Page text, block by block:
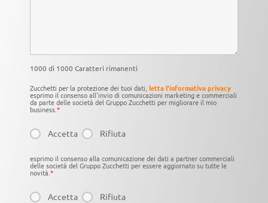
1000 di 1000 Caratteri rimanenti
Zucchetti per la protezione dei tuoi dati, letta l'informativa privacy
esprimo il consenso all'invio di comunicazioni marketing e commerciali
da parte delle società del Gruppo Zucchetti per migliorare il mio
business.*
Accetta Rifiuta
esprimo il consenso alla comunicazione dei dati a partner commerciali
delle società del Gruppo Zucchetti per essere aggiornato su tutte le
novità. *
Accetta Rifiuta